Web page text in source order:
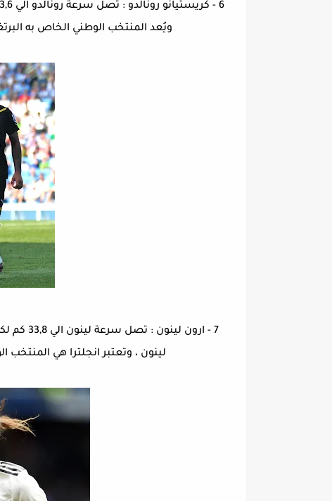
ويُعد المنتخب الوطني الخاص به البرتغال
7 - ارون
لينون ، وتعتبر انجلترا هي المنتخب